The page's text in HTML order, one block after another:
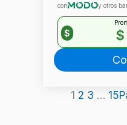
con y otros
$ $
1 2 3 … 15